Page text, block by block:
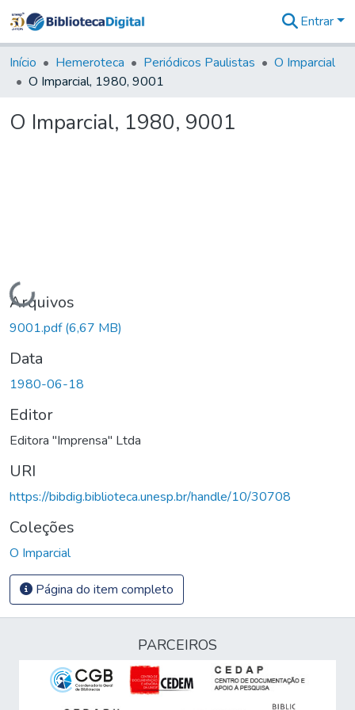
&
Coleções
Tudo na
Digital
Entrar
Início Hemeroteca Periódicos Paulistas
O Imparcial
O Imparcial, 1980, 9001
O Imparcial, 1980, 9001
Carregando...
Arquivos
9001.pdf(6,67 MB)
Data
1980-06-18
Editor
Editora "Imprensa" Ltda
URI
https://bibdig.biblioteca.unesp.br/handle/10/30708
Coleções
O Imparcial
Página do item completo
PARCEIROS